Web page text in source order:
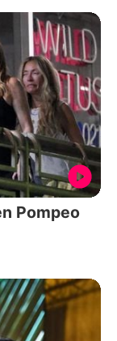
Pompeo